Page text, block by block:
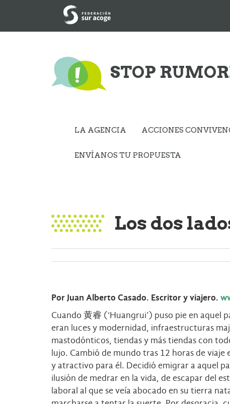
STOP
LA AGENCIA ACCIONES
ENVÍANOS TU PROPUESTA
Los dos
Por Juan Alberto Casado. Escritor y viajero.
Cuando 黄睿 (‘Huangrui’) puso pie en aquel
eran luces y modernidad, infraestructuras
mastodónticos, tiendas y más tiendas con
lujo. Cambió de mundo tras 12 horas de viaje
y atractivo para él. Decidió emigrar a aquel
ilusión de medrar en la vida, de escapar del
laboral al que se veía abocado en su tierra